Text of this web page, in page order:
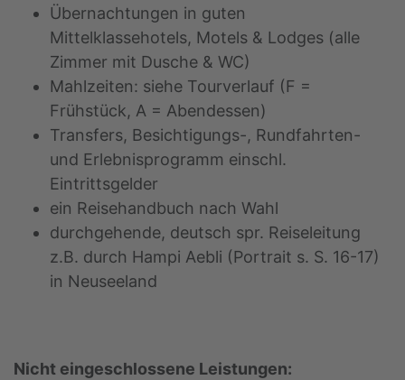
Übernachtungen in guten
Mittelklassehotels, Motels & Lodges (alle
Zimmer mit Dusche & WC)
Mahlzeiten: siehe Tourverlauf (F =
Frühstück, A = Abendessen)
Transfers, Besichtigungs-, Rundfahrten-
und Erlebnisprogramm einschl.
Eintrittsgelder
ein Reisehandbuch nach Wahl
durchgehende, deutsch spr. Reiseleitung
z.B. durch Hampi Aebli (Portrait s. S. 16-17)
in Neuseeland
Nicht eingeschlossene Leistungen: